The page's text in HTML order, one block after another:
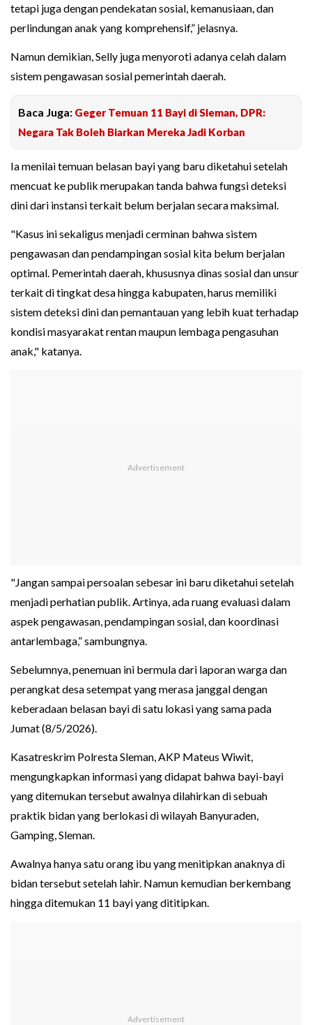
tetapi juga dengan pendekatan sosial, kemanusiaan, dan
perlindungan anak yang komprehensif,” jelasnya.
Namun demikian, Selly juga menyoroti adanya celah dalam
sistem pengawasan sosial pemerintah daerah.
Baca Juga: Geger Temuan 11 Bayi di Sleman, DPR:
Negara Tak Boleh Biarkan Mereka Jadi Korban
Ia menilai temuan belasan bayi yang baru diketahui setelah
mencuat ke publik merupakan tanda bahwa fungsi deteksi
dini dari instansi terkait belum berjalan secara maksimal.
"Kasus ini sekaligus menjadi cerminan bahwa sistem
pengawasan dan pendampingan sosial kita belum berjalan
optimal. Pemerintah daerah, khususnya dinas sosial dan unsur
terkait di tingkat desa hingga kabupaten, harus memiliki
sistem deteksi dini dan pemantauan yang lebih kuat terhadap
kondisi masyarakat rentan maupun lembaga pengasuhan
anak," katanya.
"Jangan sampai persoalan sebesar ini baru diketahui setelah
menjadi perhatian publik. Artinya, ada ruang evaluasi dalam
aspek pengawasan, pendampingan sosial, dan koordinasi
antarlembaga,” sambungnya.
Sebelumnya, penemuan ini bermula dari laporan warga dan
perangkat desa setempat yang merasa janggal dengan
keberadaan belasan bayi di satu lokasi yang sama pada
Jumat (8/5/2026).
Kasatreskrim Polresta Sleman, AKP Mateus Wiwit,
mengungkapkan informasi yang didapat bahwa bayi-bayi
yang ditemukan tersebut awalnya dilahirkan di sebuah
praktik bidan yang berlokasi di wilayah Banyuraden,
Gamping, Sleman.
Awalnya hanya satu orang ibu yang menitipkan anaknya di
bidan tersebut setelah lahir. Namun kemudian berkembang
hingga ditemukan 11 bayi yang dititipkan.